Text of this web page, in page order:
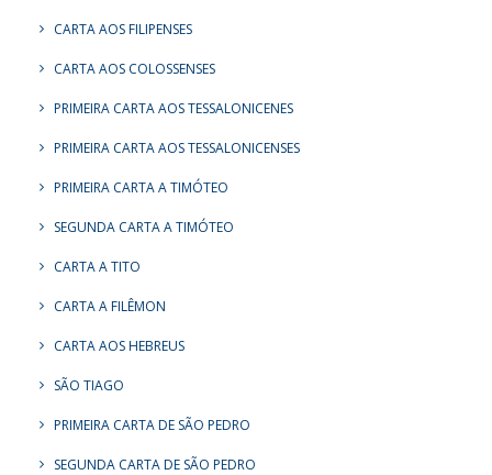
CARTA AOS FILIPENSES
CARTA AOS COLOSSENSES
PRIMEIRA CARTA AOS TESSALONICENES
PRIMEIRA CARTA AOS TESSALONICENSES
PRIMEIRA CARTA A TIMÓTEO
SEGUNDA CARTA A TIMÓTEO
CARTA A TITO
CARTA A FILÊMON
CARTA AOS HEBREUS
SÃO TIAGO
PRIMEIRA CARTA DE SÃO PEDRO
SEGUNDA CARTA DE SÃO PEDRO